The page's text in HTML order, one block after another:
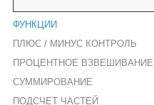
ФУНКЦИИ
ПЛЮС / МИНУС КОНТРОЛЬ
ПРОЦЕНТНОЕ ВЗВЕШИВАНИЕ
СУММИРОВАНИЕ
ПОДСЧЕТ ЧАСТЕЙ